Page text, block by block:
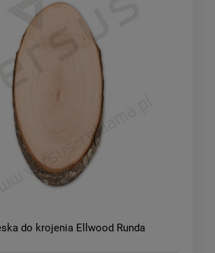
do krojenia Ellwood Runda